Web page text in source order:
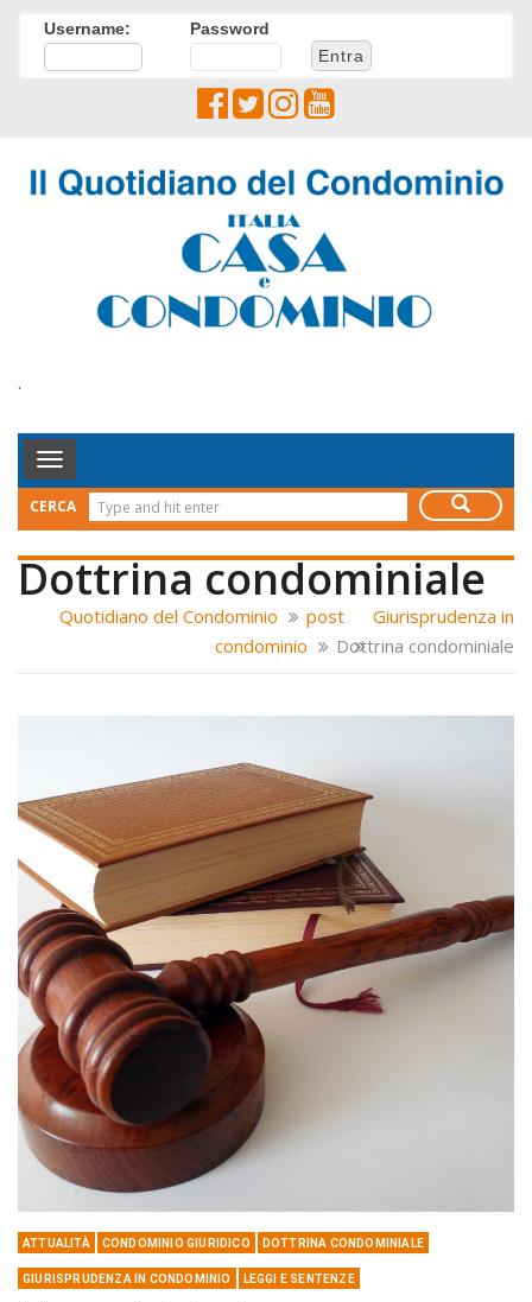
Username: Password
.
Toggle
Navigation
CERCA
Dottrina condominiale
Quotidiano del Condominio post
Giurisprudenza in
condominio
Dottrina condominiale
ATTUALITÀ CONDOMINIO GIURIDICO DOTTRINA CONDOMINIALE
GIURISPRUDENZA IN CONDOMINIO LEGGI E SENTENZE